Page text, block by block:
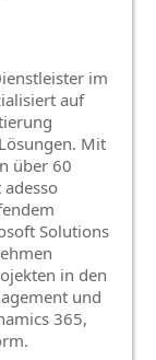
im
auf
Mit
über 60
Solutions
in den
und
365,